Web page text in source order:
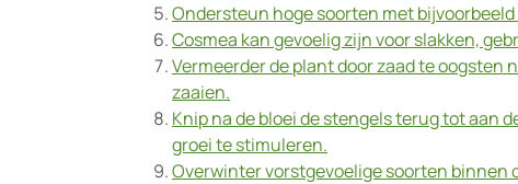
Ondersteun hoge soorten met
Cosmea kan gevoelig zijn voor slakken,
Vermeerder de plant door zaad te oogsten
zaaien.
Knip na de bloei de stengels terug tot aan
groei te stimuleren.
Overwinter vorstgevoelige soorten binnen